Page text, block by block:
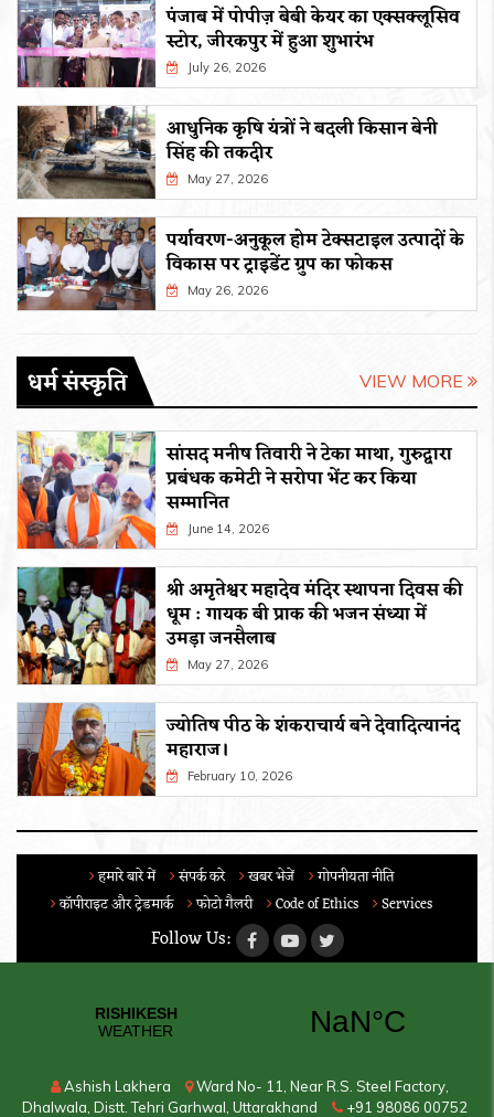
पंजाब में पोपीज़ बेबी केयर का एक्सक्लूसिव
स्टोर, जीरकपुर में हुआ शुभारंभ
July 26, 2026
आधुनिक कृषि यंत्रों ने बदली किसान बेनी
सिंह की तकदीर
May 27, 2026
पर्यावरण-अनुकूल होम टेक्सटाइल उत्पादों के
विकास पर ट्राइडेंट ग्रुप का फोकस
May 26, 2026
धर्म संस्कृति VIEW MORE
सांसद मनीष तिवारी ने टेका माथा, गुरुद्वारा
प्रबंधक कमेटी ने सरोपा भेंट कर किया
सम्मानित
June 14, 2026
श्री अमृतेश्वर महादेव मंदिर स्थापना दिवस की
धूम : गायक बी प्राक की भजन संध्या में
उमड़ा जनसैलाब
May 27, 2026
ज्योतिष पीठ के शंकराचार्य बने देवादित्यानंद
महाराज।
February 10, 2026
हमारे बारे में संपर्क करे खबर भेजें
गोपनीयता नीति
कॉपीराइट और ट्रेडमार्क
फोटो गैलरी Code of Ethics Services
Follow Us:
Ashish Lakhera
Ward No- 11, Near R.S. Steel Factory,
Dhalwala, Distt. Tehri Garhwal, Uttarakhand
+91 98086 00752